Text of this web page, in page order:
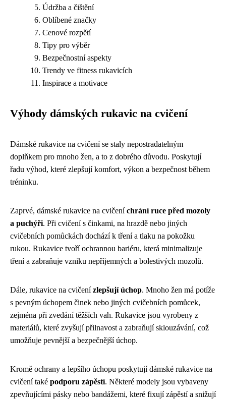
Údržba a čištění
Oblíbené značky
Cenové rozpětí
Tipy pro výběr
Bezpečnostní aspekty
Trendy ve fitness rukavicích
Inspirace a motivace
Výhody dámských rukavic na cvičení
Dámské rukavice na cvičení se staly nepostradatelným
doplňkem pro mnoho žen, a to z dobrého důvodu. Poskytují
řadu výhod, které zlepšují komfort, výkon a bezpečnost během
tréninku.
Zaprvé, dámské rukavice na cvičeníchrání ruce před mozoly
a puchýři. Při cvičení s činkami, na hrazdě nebo jiných
cvičebních pomůckách dochází k tření a tlaku na pokožku
rukou. Rukavice tvoří ochrannou bariéru, která minimalizuje
tření a zabraňuje vzniku nepříjemných a bolestivých mozolů.
Dále, rukavice na cvičenízlepšují úchop. Mnoho žen má potíže
s pevným úchopem činek nebo jiných cvičebních pomůcek,
zejména při zvedání těžších vah. Rukavice jsou vyrobeny z
materiálů, které zvyšují přilnavost a zabraňují sklouzávání, což
umožňuje pevnější a bezpečnější úchop.
Kromě ochrany a lepšího úchopu poskytují dámské rukavice na
cvičení také podporu zápěstí. Některé modely jsou vybaveny
zpevňujícími pásky nebo bandážemi, které fixují zápěstí a snižují